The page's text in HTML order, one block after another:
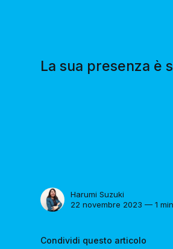
La sua presenza è
Harumi Suzuki
22 novembre 2023 — 1
Condividi questo articolo